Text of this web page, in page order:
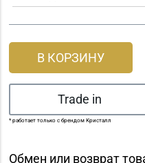
В КОРЗИНУ
Trade in
* работает только с брендом Кристалл
Обмен или возврат